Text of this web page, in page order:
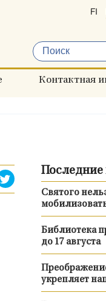
FI
Контактная
Последние
Святого
Библиотека
до 17 августа
укрепляет